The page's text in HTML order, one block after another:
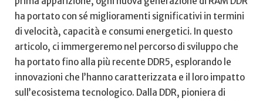
ha portato con sé miglioramenti significativi in termini
di ‌velocità, capacità e consumi ⁤energetici. In questo
articolo, ci immergeremo nel percorso di sviluppo che
‌ha portato fino alla ​più​ recente DDR5, esplorando le
innovazioni che l’hanno caratterizzata‍ e‍ il loro impatto
sull’ecosistema⁢ tecnologico. Dalla DDR, pioniera di